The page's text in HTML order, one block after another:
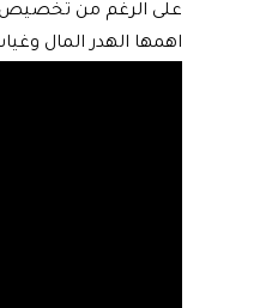
على الرغم من تخصيص
اهمها الهدر المال